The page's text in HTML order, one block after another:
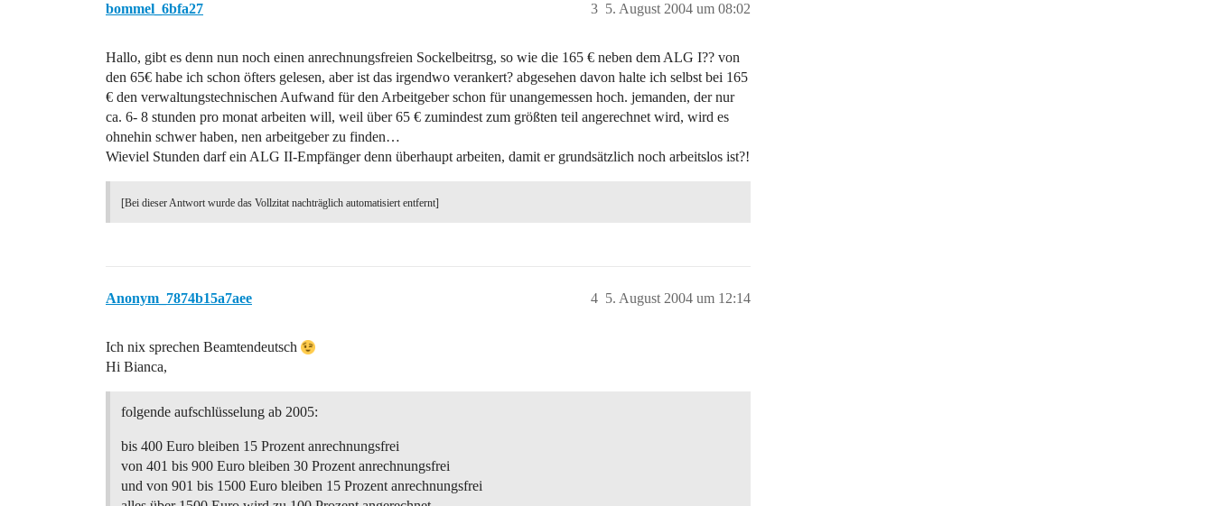
bommel_6bfa27 5. August 2004 um 08:02
3
Hallo, gibt es denn nun noch einen anrechnungsfreien Sockelbeitrsg, so wie die 165 € neben dem ALG I?? von
den 65€ habe ich schon öfters gelesen, aber ist das irgendwo verankert? abgesehen davon halte ich selbst bei 165
€ den verwaltungstechnischen Aufwand für den Arbeitgeber schon für unangemessen hoch. jemanden, der nur
ca. 6- 8 stunden pro monat arbeiten will, weil über 65 € zumindest zum größten teil angerechnet wird, wird es
ohnehin schwer haben, nen arbeitgeber zu finden…
Wieviel Stunden darf ein ALG II-Empfänger denn überhaupt arbeiten, damit er grundsätzlich noch arbeitslos ist?!
[Bei dieser Antwort wurde das Vollzitat nachträglich automatisiert entfernt]
Anonym_7874b15a7aee 5. August 2004 um 12:14
4
Ich nix sprechen Beamtendeutsch
Hi Bianca,
folgende aufschlüsselung ab 2005:
bis 400 Euro bleiben 15 Prozent anrechnungsfrei
von 401 bis 900 Euro bleiben 30 Prozent anrechnungsfrei
und von 901 bis 1500 Euro bleiben 15 Prozent anrechnungsfrei